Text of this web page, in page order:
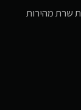
שרת מהירות